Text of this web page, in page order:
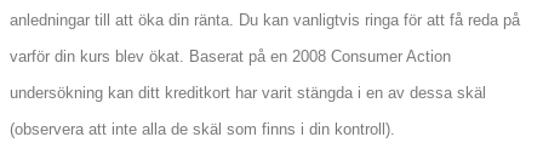
anledningar till att öka din ränta. Du kan vanligtvis ringa för att få reda på
varför din kurs blev ökat. Baserat på en 2008 Consumer Action
undersökning kan ditt kreditkort har varit stängda i en av dessa skäl
(observera att inte alla de skäl som finns i din kontroll).